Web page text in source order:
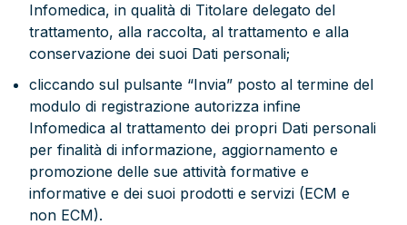
Infomedica, in qualità di Titolare delegato del
trattamento, alla raccolta, al trattamento e alla
conservazione dei suoi Dati personali;
cliccando sul pulsante “Invia” posto al termine del
modulo di registrazione autorizza infine
Infomedica al trattamento dei propri Dati personali
per finalità di informazione, aggiornamento e
promozione delle sue attività formative e
informative e dei suoi prodotti e servizi (ECM e
non ECM).